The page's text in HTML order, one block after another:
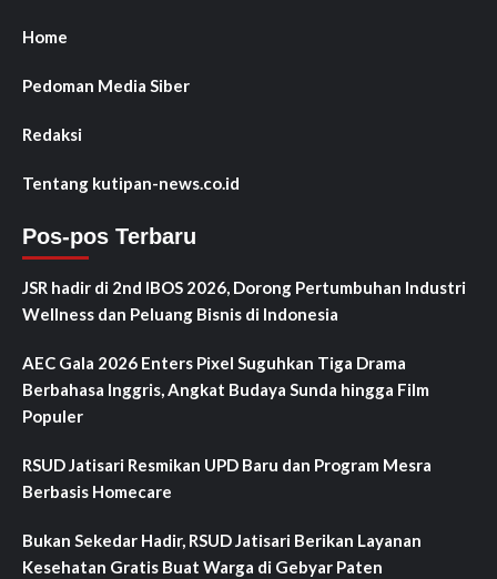
Home
Pedoman Media Siber
Redaksi
Tentang kutipan-news.co.id
Pos-pos Terbaru
JSR hadir di 2nd IBOS 2026, Dorong Pertumbuhan Industri
Wellness dan Peluang Bisnis di Indonesia
AEC Gala 2026 Enters Pixel Suguhkan Tiga Drama
Berbahasa Inggris, Angkat Budaya Sunda hingga Film
Populer
RSUD Jatisari Resmikan UPD Baru dan Program Mesra
Berbasis Homecare
Bukan Sekedar Hadir, RSUD Jatisari Berikan Layanan
Kesehatan Gratis Buat Warga di Gebyar Paten